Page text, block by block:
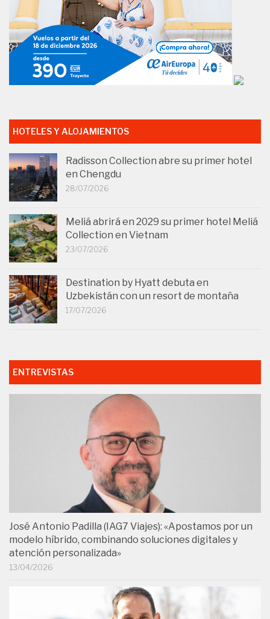
HOTELES Y ALOJAMIENTOS
Radisson Collection abre su primer hotel
en Chengdu
28/07/2026
Meliá abrirá en 2029 su primer hotel Meliá
Collection en Vietnam
23/07/2026
Destination by Hyatt debuta en
Uzbekistán con un resort de montaña
17/07/2026
ENTREVISTAS
José Antonio Padilla (IAG7 Viajes): «Apostamos por un
modelo híbrido, combinando soluciones digitales y
atención personalizada»
13/04/2026